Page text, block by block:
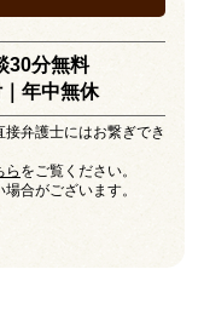
30分無料
年中無休
弁護士にはお繋ぎでき
ら をご覧ください。
合がございます。